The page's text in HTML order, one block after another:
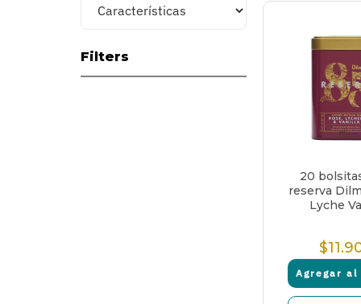
Filters
20
reserva
Lyche
Agregar